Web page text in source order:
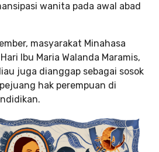
wanita pada awal abad
masyarakat Minahasa
Ibu Maria Walanda Maramis,
juga dianggap sebagai sosok
hak perempuan di